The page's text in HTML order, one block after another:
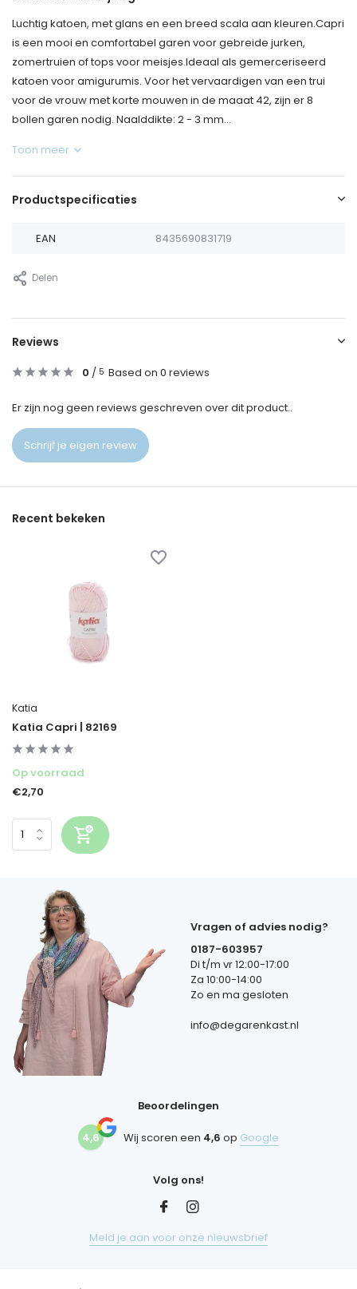
Luchtig katoen, met glans en een breed scala aan kleuren.Capri
is een mooi en comfortabel garen voor gebreide jurken,
zomertruien of tops voor meisjes.Ideaal als gemerceriseerd
katoen voor amigurumis. Voor het vervaardigen van een trui
voor de vrouw met korte mouwen in de maaat 42, zijn er 8
bollen garen nodig. Naalddikte: 2 - 3 mm...
Toon meer
Productspecificaties
EAN 8435690831719
Delen
Reviews
0 / 5 Based on 0 reviews
Er zijn nog geen reviews geschreven over dit product..
Schrijf je eigen review
Recent bekeken
Katia
Katia Capri | 82169
Op voorraad
€2,70
Vragen of advies nodig?
0187-603957
Di t/m vr 12:00-17:00
Za 10:00-14:00
Zo en ma gesloten
info@degarenkast.nl
Beoordelingen
4,6 Wij scoren een 4,6 op Google
Volg ons!
Meld je aan voor onze nieuwsbrief